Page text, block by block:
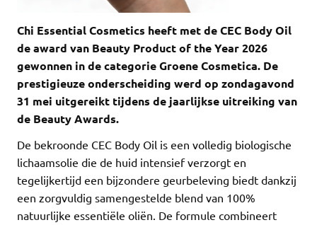
Chi Essential Cosmetics heeft met de CEC Body Oil
de award van Beauty Product of the Year 2026
gewonnen in de categorie Groene Cosmetica. De
prestigieuze onderscheiding werd op zondagavond
31 mei uitgereikt tijdens de jaarlijkse uitreiking van
de Beauty Awards.
De bekroonde CEC Body Oil is een volledig biologische
lichaamsolie die de huid intensief verzorgt en
tegelijkertijd een bijzondere geurbeleving biedt dankzij
een zorgvuldig samengestelde blend van 100%
natuurlijke essentiële oliën. De formule combineert